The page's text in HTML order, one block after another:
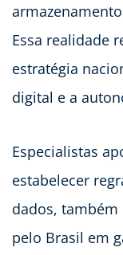
Essa realidade
estratégia
digital e a
Especialistas
estabelecer
dados,
pelo Brasil em